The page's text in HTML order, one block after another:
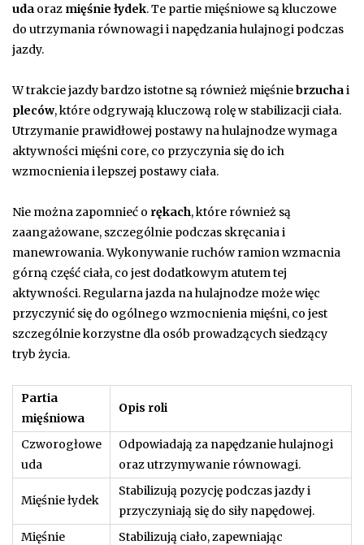
uda oraz mięśnie łydek. Te partie mięśniowe są kluczowe
do utrzymania równowagi i napędzania hulajnogi podczas
jazdy.
W trakcie jazdy bardzo istotne są również mięśniebrzuchai
pleców, które odgrywają kluczową rolę w stabilizacji ciała.
Utrzymanie prawidłowej postawy na hulajnodze wymaga
aktywności mięśni core, co przyczynia się do ich
wzmocnienia i lepszej postawy ciała.
Nie można zapomnieć o rękach, które również są
zaangażowane, szczególnie podczas skręcania i
manewrowania. Wykonywanie ruchów ramion wzmacnia
górną część ciała, co jest dodatkowym atutem tej
aktywności. Regularna jazda na hulajnodze może więc
przyczynić się do ogólnego wzmocnienia mięśni, co jest
szczególnie korzystne dla osób prowadzących siedzący
tryb życia.
Partia
mięśniowa
Opis roli
Czworogłowe
uda
Odpowiadają za napędzanie hulajnogi
oraz utrzymywanie równowagi.
Mięśnie łydek
Stabilizują pozycję podczas jazdy i
przyczyniają się do siły napędowej.
Mięśnie
Stabilizują ciało, zapewniając